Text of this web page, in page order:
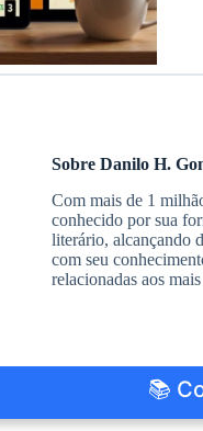
Sobre Danilo H.
Com mais de 1
conhecido por sua
literário, alcançando
com seu
relacionadas aos
📚